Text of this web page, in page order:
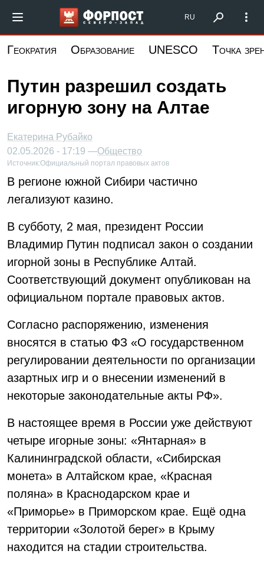
основному
Форпост Северо-Запад
RU
Геократия Образование UNESCO Точка
Путин разрешил создать
игорную зону на Алтае
Екатерина Рубайко
02.05.2026 - 17:19 —Общество
Источник:Официальный портал правовых актов
В регионе южной Сибири частично
легализуют казино.
В субботу, 2 мая, президент России
Владимир Путин подписал закон о создании
игорной зоны в Республике Алтай.
Соответствующий документ опубликован на
официальном портале правовых актов.
Согласно распоряжению, изменения
вносятся в статью ФЗ «О государственном
регулировании деятельности по организации
азартных игр и о внесении изменений в
некоторые законодательные акты РФ».
В настоящее время в России уже действуют
четыре игорные зоны: «Янтарная» в
Калининградской области, «Сибирская
монета» в Алтайском крае, «Красная
поляна» в Краснодарском крае и
«Приморье» в Приморском крае. Ещё одна
территории «Золотой берег» в Крыму
находится на стадии строительства.